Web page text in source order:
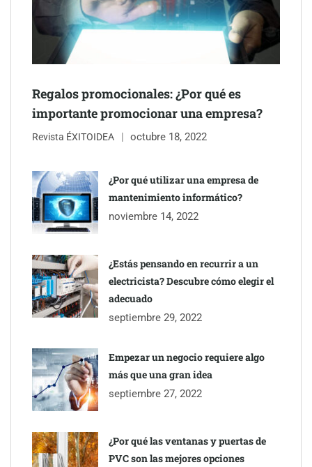
Eagle Waterproofing recomienda revisar la
impermeabilización de las viviendas antes de las vacaciones
Regalos promocionales: ¿Por qué es
importante promocionar una empresa?
Revista ÉXITOIDEA octubre 18, 2022
¿Por qué utilizar una empresa de
mantenimiento informático?
noviembre 14, 2022
¿Estás pensando en recurrir a un
electricista? Descubre cómo elegir el
adecuado
septiembre 29, 2022
Empezar un negocio requiere algo
más que una gran idea
septiembre 27, 2022
¿Por qué las ventanas y puertas de
PVC son las mejores opciones